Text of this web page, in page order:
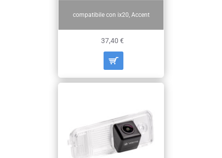
compatibile con ix20, Accent
37,40 €